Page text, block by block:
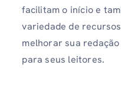
facilitam o início e
variedade de
melhorar sua
para seus leitores.